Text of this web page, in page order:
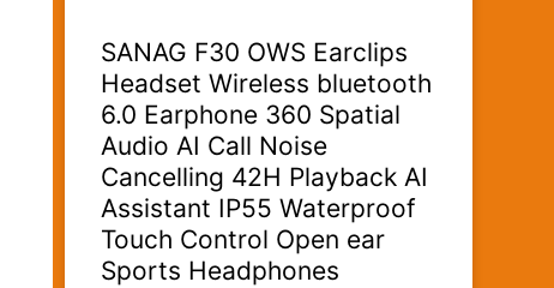
SANAG F30 OWS Earclips
Headset Wireless bluetooth
6.0 Earphone 360 Spatial
Audio AI Call Noise
Cancelling 42H Playback AI
Assistant IP55 Waterproof
Touch Control Open ear
Sports Headphones